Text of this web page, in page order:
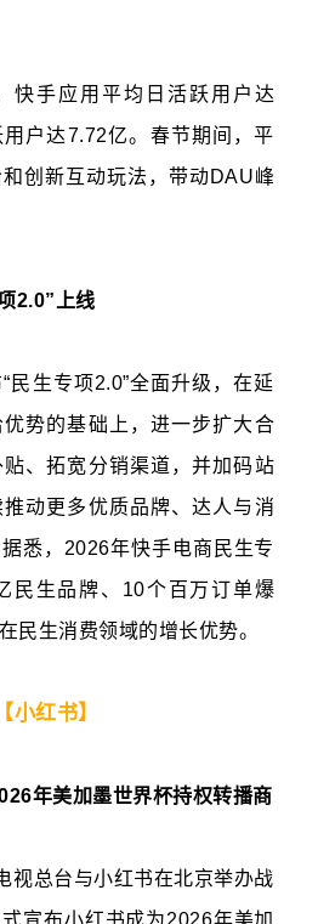
快手应用平均日活跃用户达
户达7.72亿。春节期间，平
创新互动玩法，带动DAU峰
2.0”上线
民生专项2.0”全面升级，在延
势的基础上，进一步扩大合
、拓宽分销渠道，并加码站
动更多优质品牌、达人与消
悉，2026年快手电商民生专
民生品牌、10个百万订单爆
民生消费领域的增长优势。
【小红书】
年美加墨世界杯持权转播商
视总台与小红书在北京举办战
宣布小红书成为2026年美加